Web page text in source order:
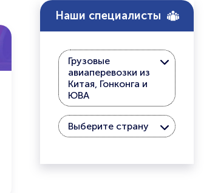
Наши специалисты
Грузовые
авиаперевозки из
Китая, Гонконга и
ЮВА
Выберите страну